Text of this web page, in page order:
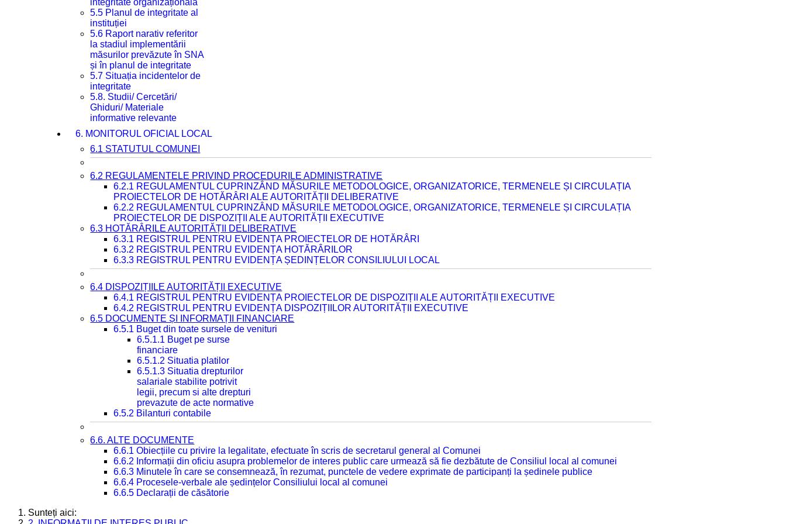
integritate organizațională
5.5 Planul de integritate al
instituției
5.6 Raport narativ referitor
la stadiul implementării
măsurilor prevăzute în SNA
și în planul de integritate
5.7 Situația incidentelor de
integritate
5.8. Studii/ Cercetări/
Ghiduri/ Materiale
informative relevante
6. MONITORUL OFICIAL LOCAL
6.1 STATUTUL COMUNEI
6.2 REGULAMENTELE PRIVIND PROCEDURILE ADMINISTRATIVE
6.2.1 REGULAMENTUL CUPRINZÂND MĂSURILE METODOLOGICE, ORGANIZATORICE, TERMENELE ȘI CIRCULAȚIA
PROIECTELOR DE HOTĂRÂRI ALE AUTORITĂȚII DELIBERATIVE
6.2.2 REGULAMENTUL CUPRINZÂND MĂSURILE METODOLOGICE, ORGANIZATORICE, TERMENELE ȘI CIRCULAȚIA
PROIECTELOR DE DISPOZIȚII ALE AUTORITĂȚII EXECUTIVE
6.3 HOTĂRÂRILE AUTORITĂȚII DELIBERATIVE
6.3.1 REGISTRUL PENTRU EVIDENȚA PROIECTELOR DE HOTĂRÂRI
6.3.2 REGISTRUL PENTRU EVIDENȚA HOTĂRÂRILOR
6.3.3 REGISTRUL PENTRU EVIDENȚA ȘEDINȚELOR CONSILIULUI LOCAL
6.4 DISPOZIȚIILE AUTORITĂȚII EXECUTIVE
6.4.1 REGISTRUL PENTRU EVIDENȚA PROIECTELOR DE DISPOZIȚII ALE AUTORITĂȚII EXECUTIVE
6.4.2 REGISTRUL PENTRU EVIDENȚA DISPOZIȚIILOR AUTORITĂȚII EXECUTIVE
6.5 DOCUMENTE ȘI INFORMAȚII FINANCIARE
6.5.1 Buget din toate sursele de venituri
6.5.1.1 Buget pe surse
financiare
6.5.1.2 Situatia platilor
6.5.1.3 Situatia drepturilor
salariale stabilite potrivit
legii, precum si alte drepturi
prevazute de acte normative
6.5.2 Bilanturi contabile
6.6. ALTE DOCUMENTE
6.6.1 Obiecțiile cu privire la legalitate, efectuate în scris de secretarul general al Comunei
6.6.2 Informații din oficiu asupra problemelor de interes public care urmează să fie dezbătute de Consiliul local al comunei
6.6.3 Minutele în care se consemnează, în rezumat, punctele de vedere exprimate de participanți la ședinele publice
6.6.4 Procesele-verbale ale ședințelor Consiliului local al comunei
6.6.5 Declarații de căsătorie
Sunteți aici: